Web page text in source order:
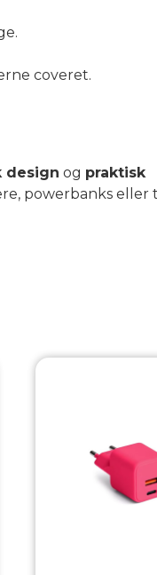
coveret.
design og praktisk
powerbanks eller